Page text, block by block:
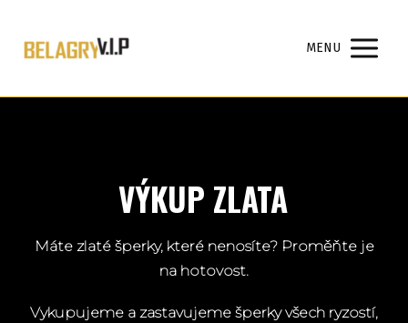
MENU
VÝKUP ZLATA
Máte zlaté šperky, které nenosíte? Proměňte je
na hotovost.
Vykupujeme a zastavujeme šperky všech ryzostí,